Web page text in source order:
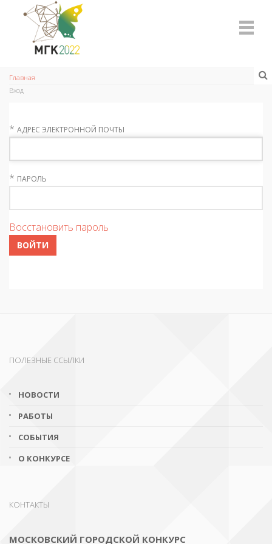
Главная
Вход
* АДРЕС ЭЛЕКТРОННОЙ ПОЧТЫ
* ПАРОЛЬ
Восстановить пароль
ВОЙТИ
ПОЛЕЗНЫЕ ССЫЛКИ
НОВОСТИ
РАБОТЫ
СОБЫТИЯ
О КОНКУРСЕ
КОНТАКТЫ
МОСКОВСКИЙ ГОРОДСКОЙ КОНКУРС